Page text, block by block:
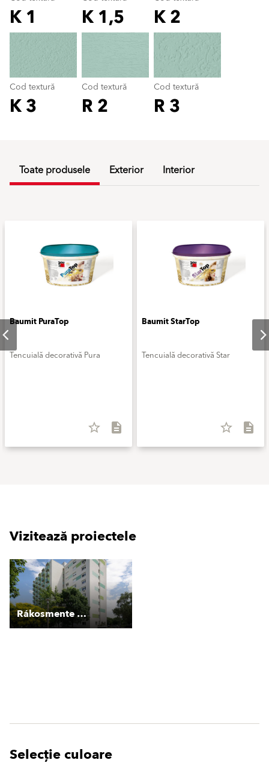
K 1 K 1,5 K 2
Cod textură
K 3
Cod textură
R 2
Cod textură
R 3
Cod textură
color_name
Toate produsele Exterior Interior
Baumit PuraTop
Tencuială decorativă Pura
star_border description
Baumit StarTop
Tencuială decorativă Star
star_border description
Vizitează proiectele
Rákosmente garzonházak
Selecție culoare